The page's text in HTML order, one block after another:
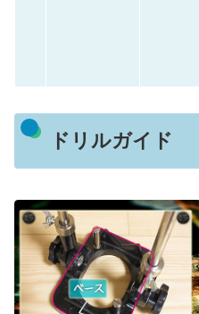
ドリルガイド